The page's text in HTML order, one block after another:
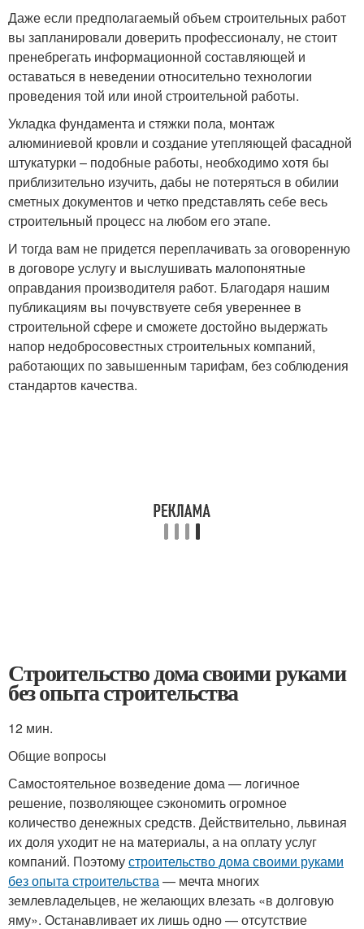
Даже если предполагаемый объем строительных работ
вы запланировали доверить профессионалу, не стоит
пренебрегать информационной составляющей и
оставаться в неведении относительно технологии
проведения той или иной строительной работы.
Укладка фундамента и стяжки пола, монтаж
алюминиевой кровли и создание утепляющей фасадной
штукатурки – подобные работы, необходимо хотя бы
приблизительно изучить, дабы не потеряться в обилии
сметных документов и четко представлять себе весь
строительный процесс на любом его этапе.
И тогда вам не придется переплачивать за оговоренную
в договоре услугу и выслушивать малопонятные
оправдания производителя работ. Благодаря нашим
публикациям вы почувствуете себя увереннее в
строительной сфере и сможете достойно выдержать
напор недобросовестных строительных компаний,
работающих по завышенным тарифам, без соблюдения
стандартов качества.
Строительство дома своими руками
без опыта строительства
12 мин.
Общие вопросы
Самостоятельное возведение дома — логичное
решение, позволяющее сэкономить огромное
количество денежных средств. Действительно, львиная
их доля уходит не на материалы, а на оплату услуг
компаний. Поэтомустроительство дома своими руками
без опыта строительства— мечта многих
землевладельцев, не желающих влезать «в долговую
яму». Останавливает их лишь одно — отсутствие